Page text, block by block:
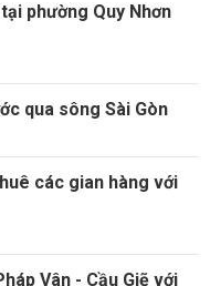
phường Quy Nhơn
qua sông Sài Gòn
các gian hàng với
Vân - Cầu Giẽ với